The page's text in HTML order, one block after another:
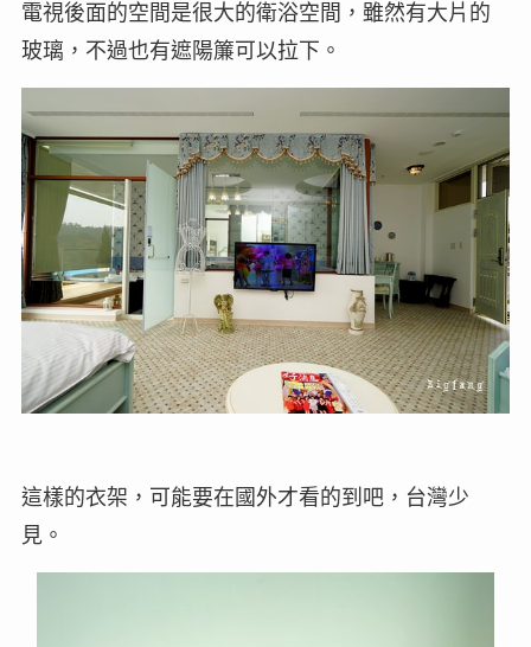
電視後面的空間是很大的衛浴空間，雖然有大片的
玻璃，不過也有遮陽簾可以拉下。
這樣的衣架，可能要在國外才看的到吧，台灣少
見。